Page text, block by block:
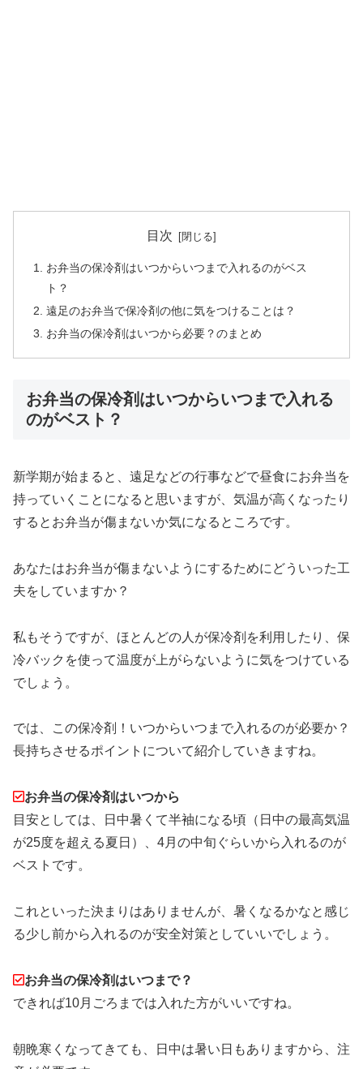
目次
お弁当の保冷剤はいつからいつまで入れるのがベス
ト？
遠足のお弁当で保冷剤の他に気をつけることは？
お弁当の保冷剤はいつから必要？のまとめ
お弁当の保冷剤はいつからいつまで入れる
のがベスト？
新学期が始まると、遠足などの行事などで昼食にお弁当を
持っていくことになると思いますが、気温が高くなったり
するとお弁当が傷まないか気になるところです。
あなたはお弁当が傷まないようにするためにどういった工
夫をしていますか？
私もそうですが、ほとんどの人が保冷剤を利用したり、保
冷バックを使って温度が上がらないように気をつけている
でしょう。
では、この保冷剤！いつからいつまで入れるのが必要か？
長持ちさせるポイントについて紹介していきますね。
お弁当の保冷剤はいつから
目安としては、日中暑くて半袖になる頃（日中の最高気温
が25度を超える夏日）、4月の中旬ぐらいから入れるのが
ベストです。
これといった決まりはありませんが、暑くなるかなと感じ
る少し前から入れるのが安全対策としていいでしょう。
お弁当の保冷剤はいつまで？
できれば10月ごろまでは入れた方がいいですね。
朝晩寒くなってきても、日中は暑い日もありますから、注